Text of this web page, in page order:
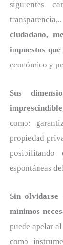
siguientes
ciudadano,
impuestos que
económico y
Sus
imprescindible
como:
propiedad
posibilitando
espontáneas
Sin
mínimos
puede apelar
como